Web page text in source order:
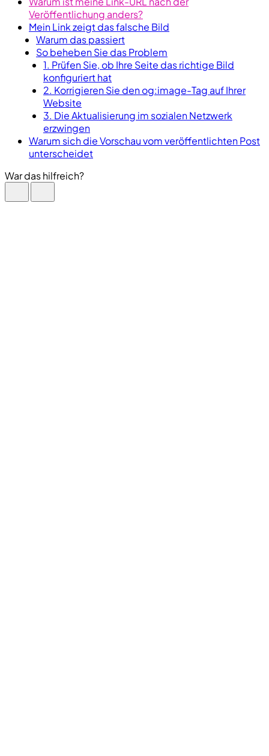
Veröffentlichung anders?
Mein Link zeigt das falsche Bild
Warum das passiert
So beheben Sie das Problem
1. Prüfen Sie, ob Ihre Seite das richtige Bild
konfiguriert hat
2. Korrigieren Sie den og:image-Tag auf Ihrer
Website
3. Die Aktualisierung im sozialen Netzwerk
erzwingen
Warum sich die Vorschau vom veröffentlichten Post
unterscheidet
War das hilfreich?